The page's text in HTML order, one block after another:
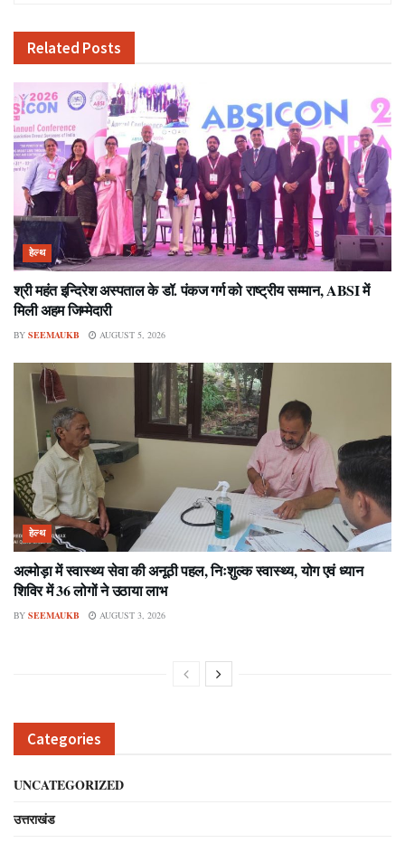
Related Posts
हेल्थ
श्री महंत इन्दिरेश अस्पताल के डॉ. पंकज गर्ग को राष्ट्रीय सम्मान, ABSI में
मिली अहम जिम्मेदारी
BY SEEMAUKB AUGUST 5, 2026
हेल्थ
अल्मोड़ा में स्वास्थ्य सेवा की अनूठी पहल, निःशुल्क स्वास्थ्य, योग एवं ध्यान
शिविर में 36 लोगों ने उठाया लाभ
BY SEEMAUKB AUGUST 3, 2026
Categories
UNCATEGORIZED
उत्तराखंड